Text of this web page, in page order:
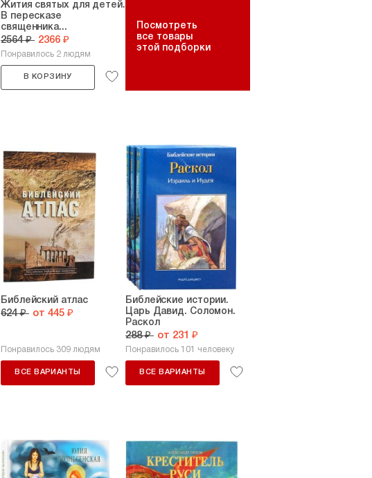
Жития святых для детей.
В пересказе
священника...
2564 ₽ 2366 ₽
Понравилось 2 людям
В КОРЗИНУ
Посмотреть
все товары
этой подборки
Библейский атлас
624 ₽ от 445 ₽
Понравилось 309 людям
ВСЕ ВАРИАНТЫ
Библейские истории.
Царь Давид. Соломон.
Раскол
288 ₽ от 231 ₽
Понравилось 101 человеку
ВСЕ ВАРИАНТЫ